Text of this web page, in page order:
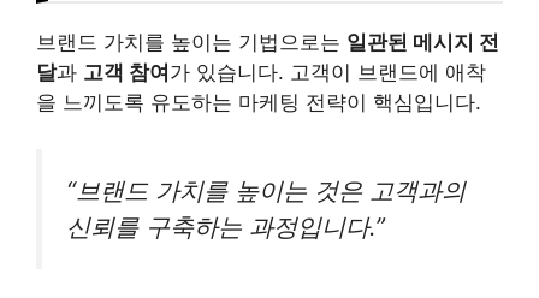
브랜드 가치를 높이는 기법으로는 일관된 메시지 전
달과 고객 참여 가 있습니다. 고객이 브랜드에 애착
을 느끼도록 유도하는 마케팅 전략이 핵심입니다.
“브랜드 가치를 높이는 것은 고객과의
신뢰를 구축하는 과정입니다.”